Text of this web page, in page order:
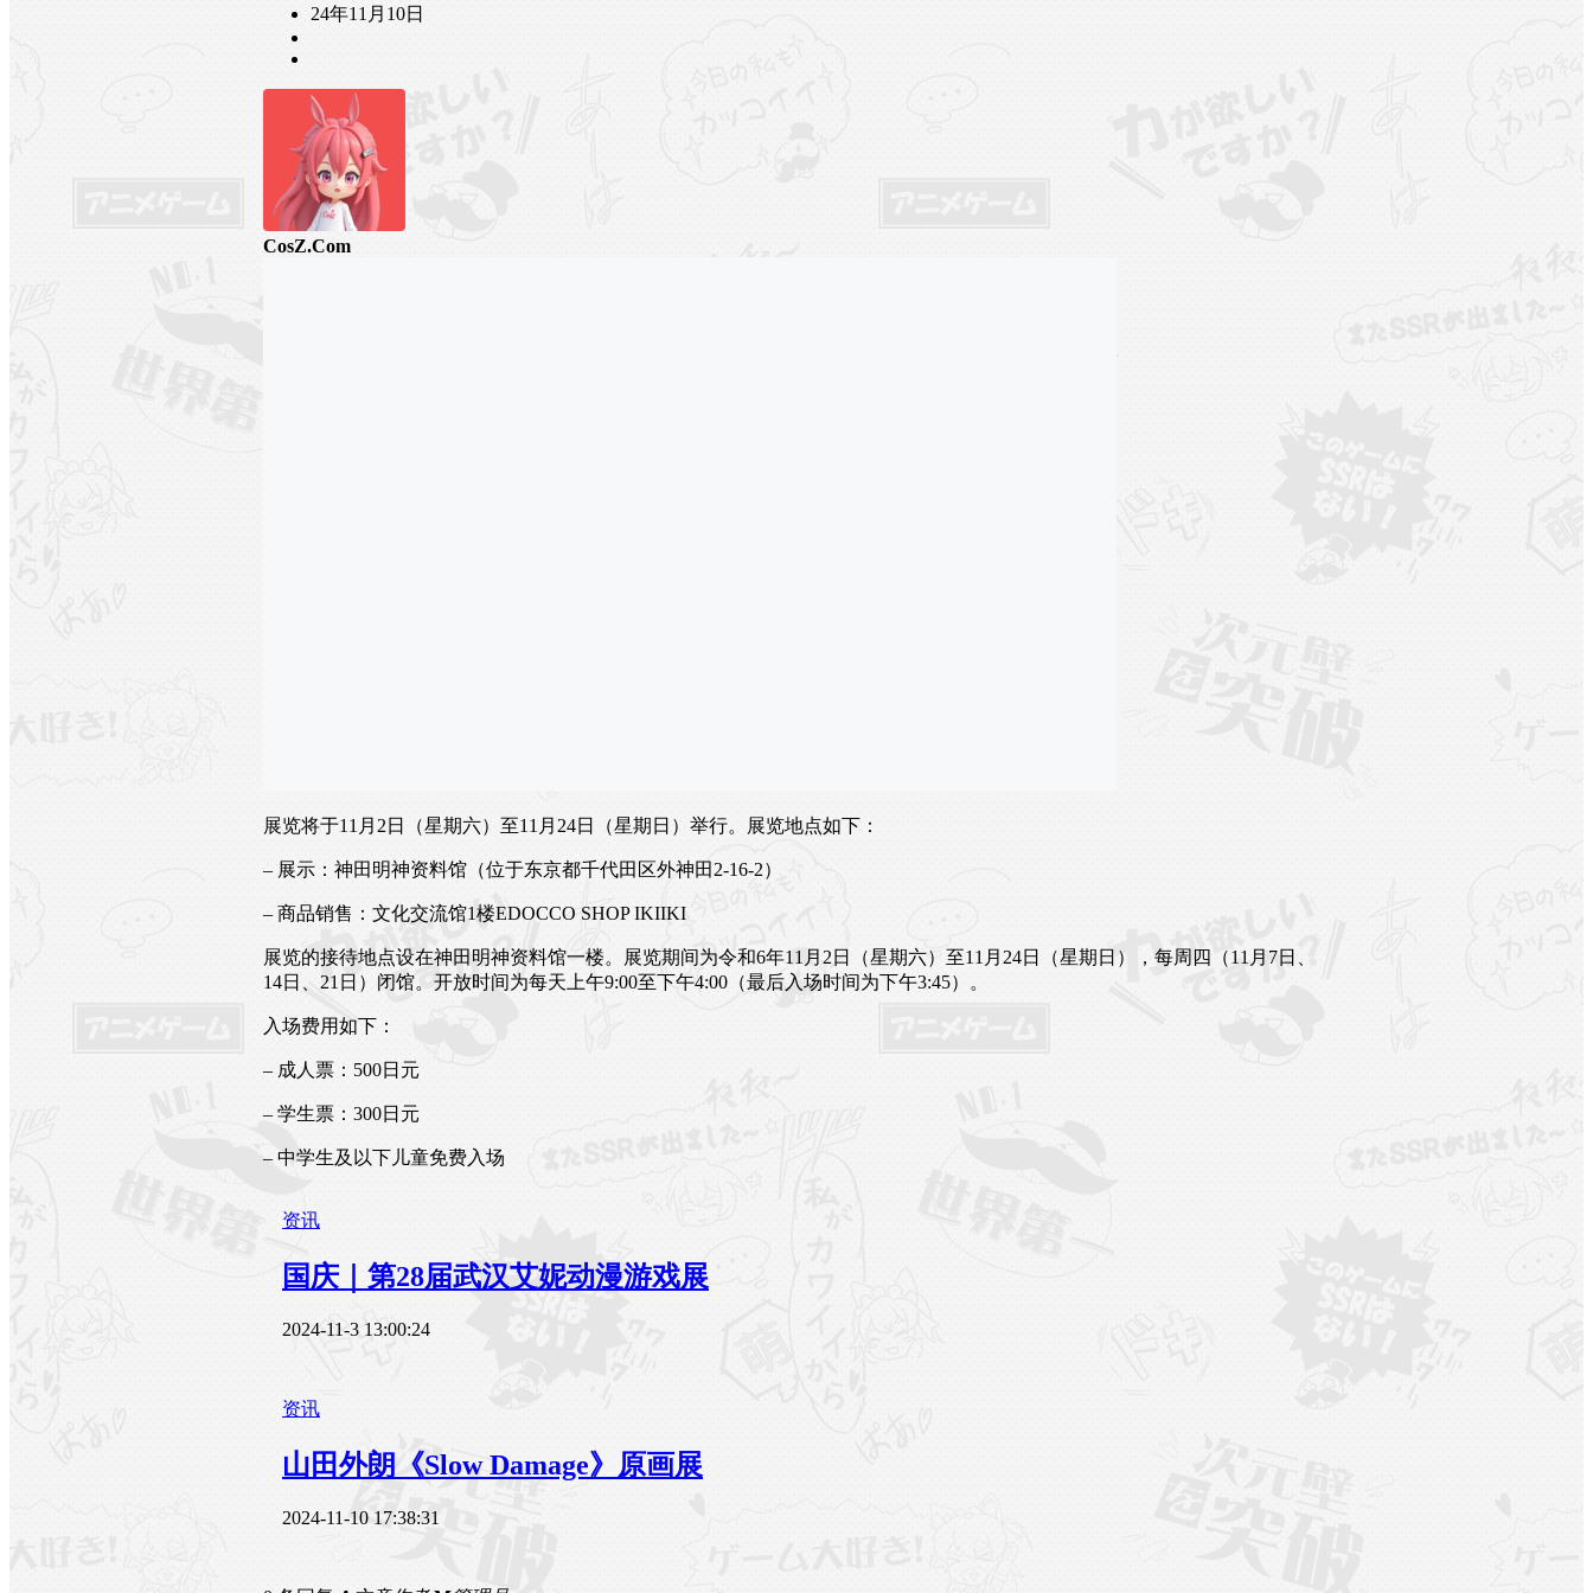
24年11月10日
CosZ.Com
展览将于11月2日（星期六）至11月24日（星期日）举行。展览地点如下：
– 展示：神田明神资料馆（位于东京都千代田区外神田2-16-2）
– 商品销售：文化交流馆1楼EDOCCO SHOP IKIIKI
展览的接待地点设在神田明神资料馆一楼。展览期间为令和6年11月2日（星期六）至11月24日（星期日），每周四（11月7日、
14日、21日）闭馆。开放时间为每天上午9:00至下午4:00（最后入场时间为下午3:45）。
入场费用如下：
– 成人票：500日元
– 学生票：300日元
– 中学生及以下儿童免费入场
资讯
国庆｜第28届武汉艾妮动漫游戏展
2024-11-3 13:00:24
资讯
山田外朗《Slow Damage》原画展
2024-11-10 17:38:31